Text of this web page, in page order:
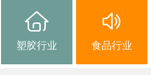
塑胶行业 食品行业